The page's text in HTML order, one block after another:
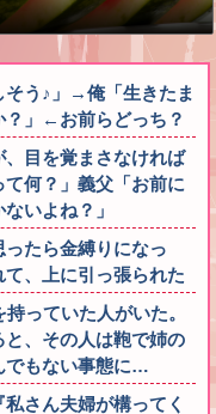
そう♪」→俺「生きたま
？」←お前らどっち？
目を覚まさなければ
何？」義父「お前に
いよね？」
たら金縛りになっ
、上に引っ張られた
っていた人がいた。
、その人は鞄で姉の
でもない事態に…
さん夫婦が構ってく